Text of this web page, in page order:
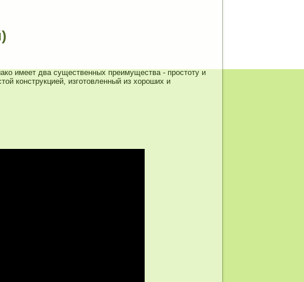
имеет два существенных преимущества - простоту и
конструкцией, изготовленный из хороших и